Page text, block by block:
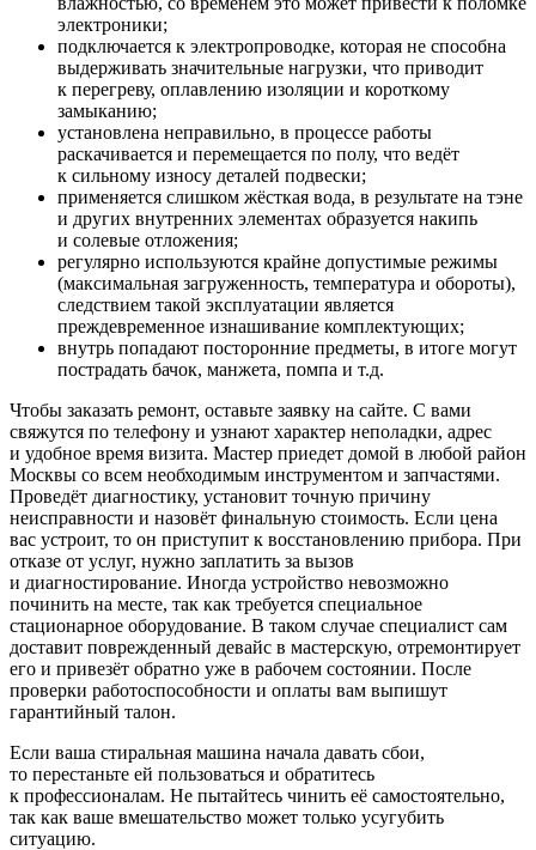
электроники;
подключается к электропроводке, которая не способна
выдерживать значительные нагрузки, что приводит
к перегреву, оплавлению изоляции и короткому
замыканию;
установлена неправильно, в процессе работы
раскачивается и перемещается по полу, что ведёт
к сильному износу деталей подвески;
применяется слишком жёсткая вода, в результате на тэне
и других внутренних элементах образуется накипь
и солевые отложения;
регулярно используются крайне допустимые режимы
(максимальная загруженность, температура и обороты),
следствием такой эксплуатации является
преждевременное изнашивание комплектующих;
внутрь попадают посторонние предметы, в итоге могут
пострадать бачок, манжета, помпа и т.д.
Чтобы заказать ремонт, оставьте заявку на сайте. С вами
свяжутся по телефону и узнают характер неполадки, адрес
и удобное время визита. Мастер приедет домой в любой район
Москвы со всем необходимым инструментом и запчастями.
Проведёт диагностику, установит точную причину
неисправности и назовёт финальную стоимость. Если цена
вас устроит, то он приступит к восстановлению прибора. При
отказе от услуг, нужно заплатить за вызов
и диагностирование. Иногда устройство невозможно
починить на месте, так как требуется специальное
стационарное оборудование. В таком случае специалист сам
доставит поврежденный девайс в мастерскую, отремонтирует
его и привезёт обратно уже в рабочем состоянии. После
проверки работоспособности и оплаты вам выпишут
гарантийный талон.
Если ваша стиральная машина начала давать сбои,
то перестаньте ей пользоваться и обратитесь
к профессионалам. Не пытайтесь чинить её самостоятельно,
так как ваше вмешательство может только усугубить
ситуацию.